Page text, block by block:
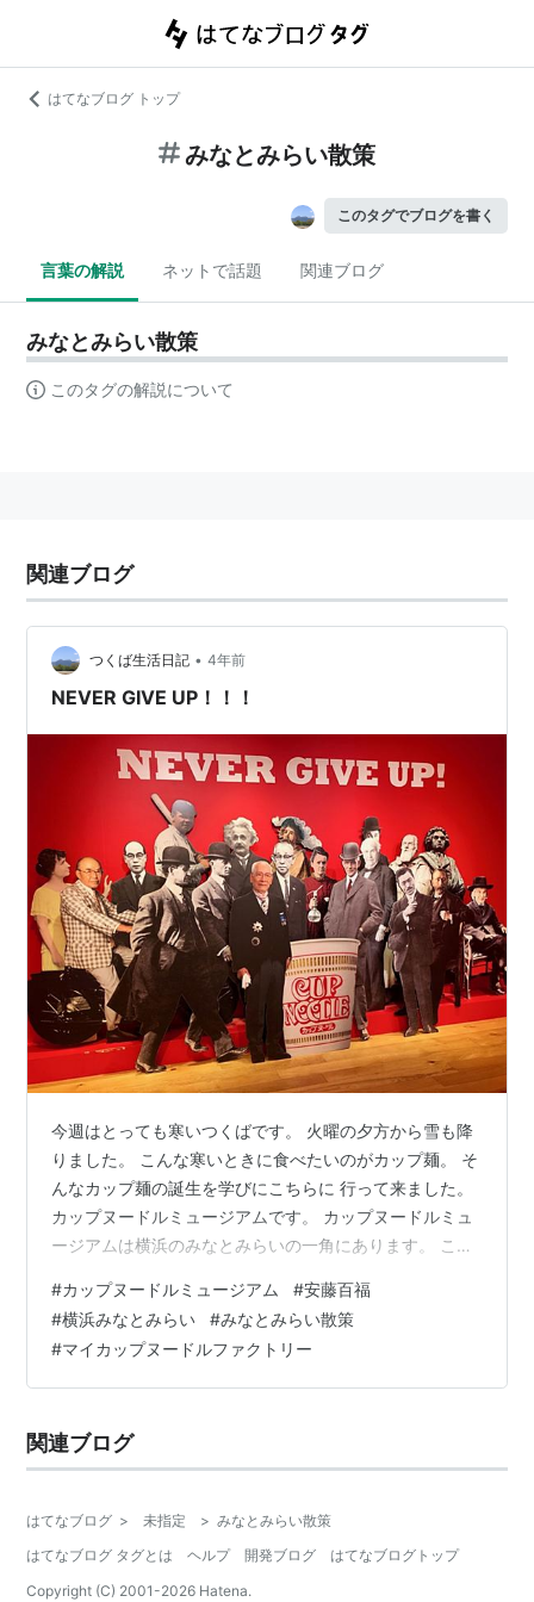
はてなブログ トップ
みなとみらい散策
このタグでブログを書く
言葉の解説 ネットで話題 関連ブログ
みなとみらい散策
このタグの解説について
関連ブログ
つくば生活日記 • 4年前
NEVER GIVE UP！！！
今週はとっても寒いつくばです。 火曜の夕方から雪も降
りました。 こんな寒いときに食べたいのがカップ麺。 そ
んなカップ麺の誕生を学びにこちらに 行って来ました。
カップヌードルミュージアムです。 カップヌードルミュ
ージアムは横浜のみなとみらいの一角にあります。 こち
の交差点の表示が「カップヌードルパーク入口」となっ
てます。 カープヌードルミュージアムは、大阪の池田市
にも あって、コロナ渦直前の2019年に行った事がありま
す。 横浜のミュージアムは初めてです。 こちらで受付し
ずに入館。 今回はマイ…
#カップヌードルミュージアム #安藤百福
#横浜みなとみらい #みなとみらい散策
#マイカップヌードルファクトリー
関連ブログ
はてなブログ > 未指定 > みなとみらい散策
はてなブログ タグとは
ヘルプ 開発ブログ
はてなブログトップ
Copyright (C) 2001-2026 Hatena.